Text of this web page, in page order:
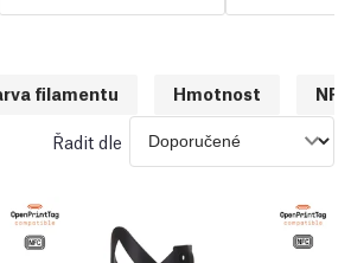
filamentu Hmotnost NFC
Řadit dle